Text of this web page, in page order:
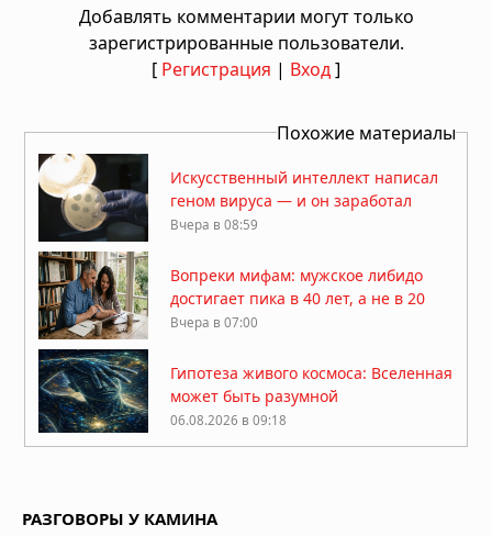
Добавлять комментарии могут только
зарегистрированные пользователи.
[ Регистрация | Вход]
Похожие материалы
Искусственный интеллект написал
геном вируса — и он заработал
Вчера в 08:59
Вопреки мифам: мужское либидо
достигает пика в 40 лет, а не в 20
Вчера в 07:00
Гипотеза живого космоса: Вселенная
может быть разумной
06.08.2026 в 09:18
06.08.2026 в 09:13
РАЗГОВОРЫ У КАМИНА